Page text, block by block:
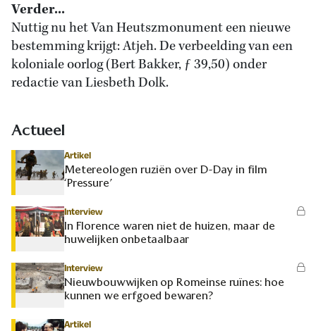
Verder...
Nuttig nu het Van Heutszmonument een nieuwe
bestemming krijgt: Atjeh. De verbeelding van een
koloniale oorlog (Bert Bakker, ƒ 39,50) onder
redactie van Liesbeth Dolk.
Actueel
Artikel
Metereologen ruziën over D-Day in film
‘Pressure’
Interview
In Florence waren niet de huizen, maar de
huwelijken onbetaalbaar
Interview
Nieuwbouwwijken op Romeinse ruïnes: hoe
kunnen we erfgoed bewaren?
Artikel